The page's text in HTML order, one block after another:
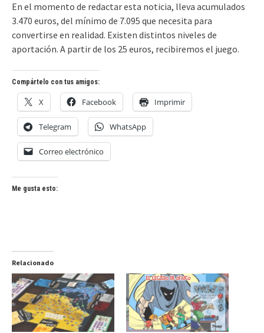
En el momento de redactar esta noticia, lleva acumulados
3.470 euros, del mínimo de 7.095 que necesita para
convertirse en realidad. Existen distintos niveles de
aportación. A partir de los 25 euros, recibiremos el juego.
Compártelo con tus amigos:
X Facebook Imprimir
Telegram WhatsApp
Correo electrónico
Me gusta esto:
Relacionado